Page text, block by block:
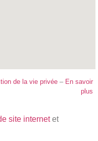
de la vie privée – En savoir
plus
site internetet